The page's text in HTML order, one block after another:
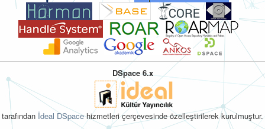
DSpace 6.x
tarafından İdeal DSpacehizmetleri çerçevesinde özelleştirilerek kurulmuştur.